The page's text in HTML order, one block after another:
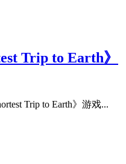
Trip to Earth》
Trip to Earth》游戏...